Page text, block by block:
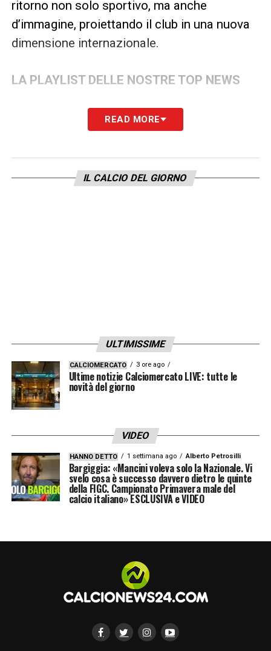
ritorno non solo sportivo, ma anche
d’immagine, proiettando il club in una nuova
dimensione internazionale.
LA PLAYLIST DELLE NOSTRE TOP NEWS
READ MORE
IL CALCIO DEL GIORNO
ULTIMISSIME
CALCIOMERCATO 3 ore ago
Ultime notizie Calciomercato LIVE: tutte le
novità del giorno
VIDEO
HANNO DETTO 1 settimana ago Alberto Petrosilli
Bargiggia: «Mancini voleva solo la Nazionale. Vi
svelo cosa è successo davvero dietro le quinte
della FIGC. Campionato Primavera male del
calcio italiano» ESCLUSIVA e VIDEO